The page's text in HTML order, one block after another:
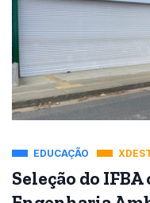
EDUCAÇÃO
Seleção do